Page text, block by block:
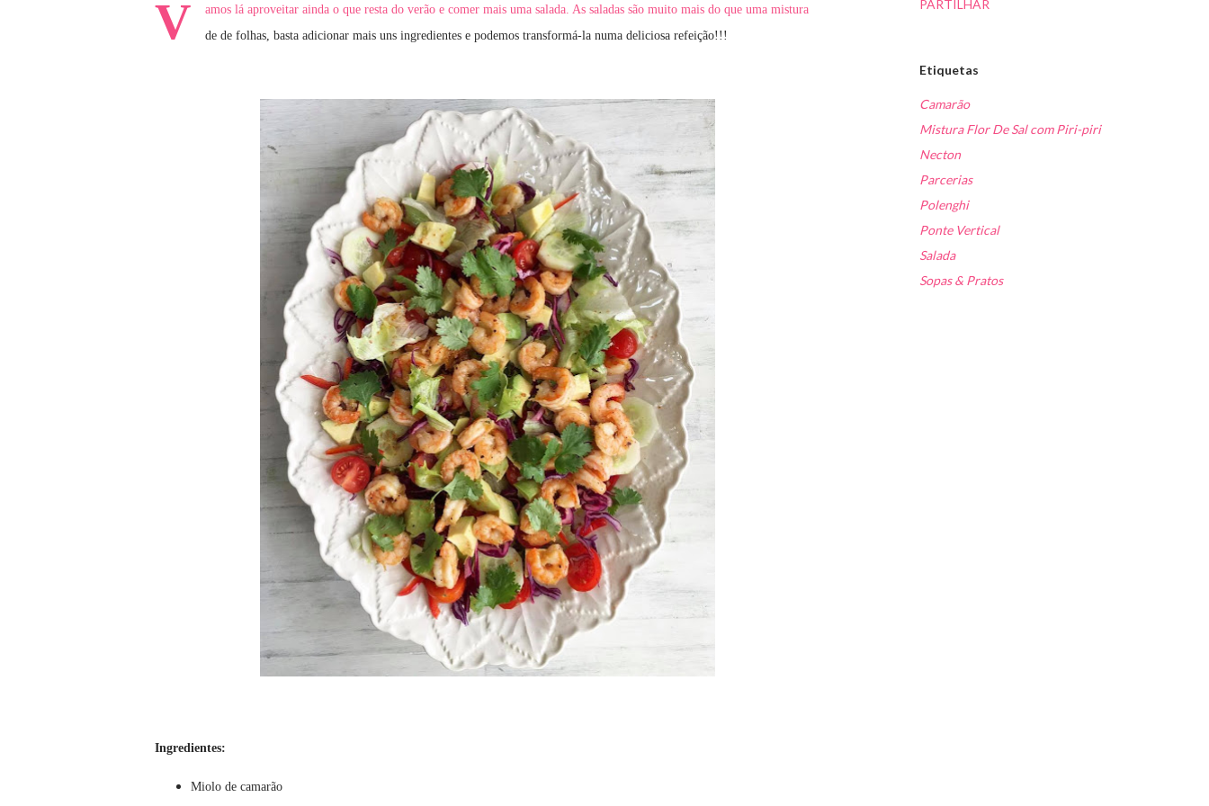
V
amos lá aproveitar ainda o que resta do verão e comer mais uma salada. As saladas são muito mais do que uma mistura
de de folhas, basta adicionar mais uns ingredientes e podemos transformá-la numa deliciosa refeição!!!
Ingredientes:
Miolo de camarão
PARTILHAR
Etiquetas
Camarão
Mistura Flor De Sal com Piri-piri
Necton
Parcerias
Polenghi
Ponte Vertical
Salada
Sopas & Pratos